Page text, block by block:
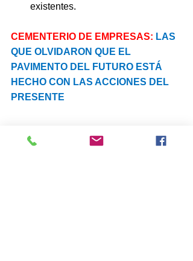
existentes.
CEMENTERIO DE EMPRESAS: LAS
QUE OLVIDARON QUE EL
PAVIMENTO DEL FUTURO ESTÁ
HECHO CON LAS ACCIONES DEL
PRESENTE